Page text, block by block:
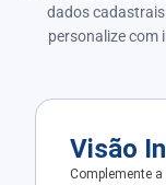
dados
personalize com
Visão
Complemente